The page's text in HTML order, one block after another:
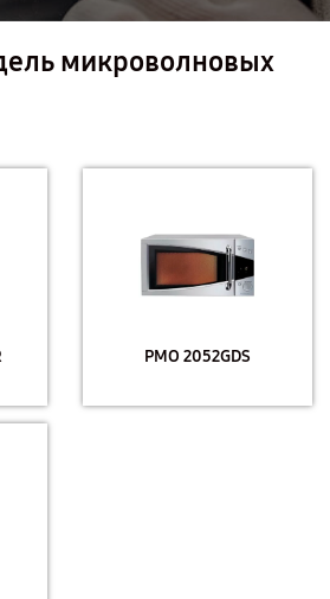
микроволновых
PMO 2052GDS